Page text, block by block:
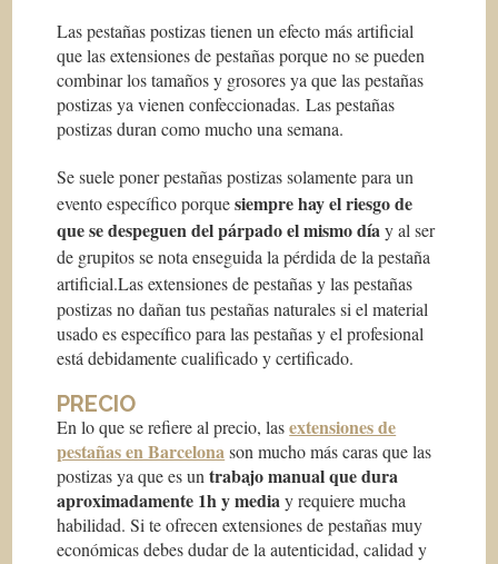
Las pestañas postizas tienen un efecto más artificial
que las extensiones de pestañas porque no se pueden
combinar los tamaños y grosores ya que las pestañas
postizas ya vienen confeccionadas. Las pestañas
postizas duran como mucho una semana.
Se suele poner pestañas postizas solamente para un
evento específico porquesiempre hay el riesgo de
que se despeguen del párpado el mismo díay al ser
de grupitos se nota enseguida la pérdida de la pestaña
artificial.Las extensiones de pestañas y las pestañas
postizas no dañan tus pestañas naturales si el material
usado es específico para las pestañas y el profesional
está debidamente cualificado y certificado.
PRECIO
En lo que se refiere al precio, lasextensiones de
pestañas en Barcelonason mucho más caras que las
postizas ya que es un trabajo manual que dura
aproximadamente 1h y mediay requiere mucha
habilidad. Si te ofrecen extensiones de pestañas muy
económicas debes dudar de la autenticidad, calidad y